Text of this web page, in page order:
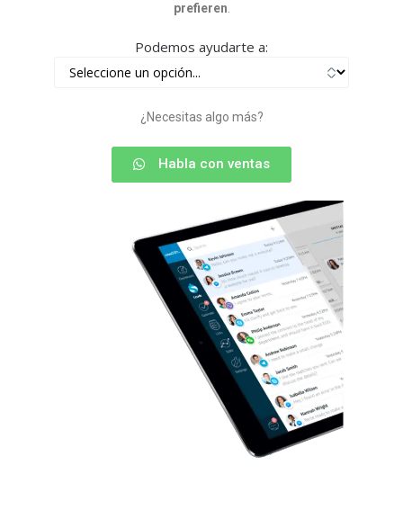
prefieren
Podemos ayudarte a:
¿Necesitas algo más?
Habla con ventas